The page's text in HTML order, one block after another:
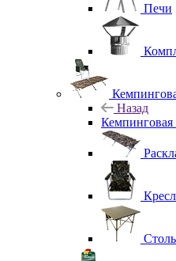
Печи
Назад
Кемпинговая